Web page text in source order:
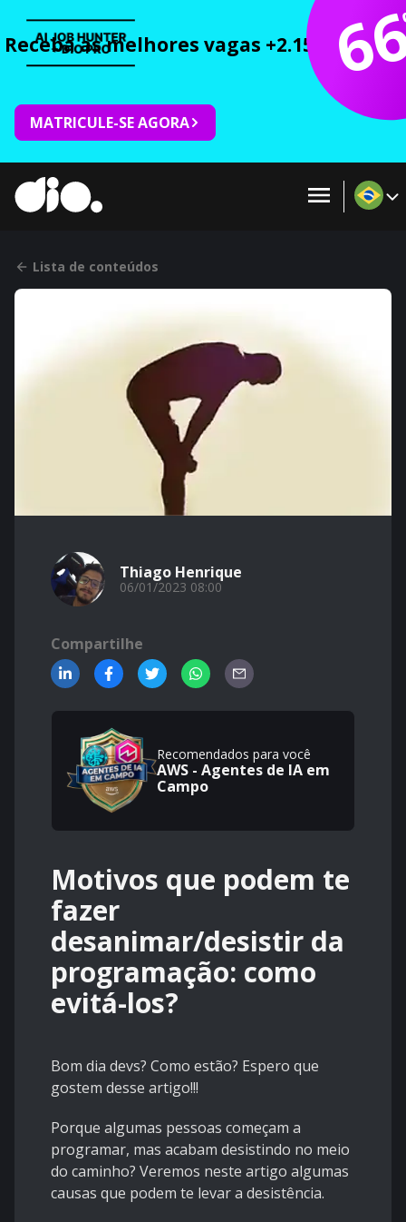
Receba as melhores vagas +2.150 cursos
MATRICULE-SE AGORA
Lista de conteúdos
Thiago Henrique
06/01/2023 08:00
Compartilhe
Recomendados para você
AWS - Agentes de IA em
Campo
Motivos que podem te
fazer
desanimar/desistir da
programação: como
evitá-los?
Bom dia devs? Como estão? Espero que
gostem desse artigo!!!
Porque algumas pessoas começam a
programar, mas acabam desistindo no meio
do caminho? Veremos neste artigo algumas
causas que podem te levar a desistência.